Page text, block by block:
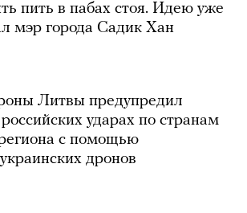
пить в пабах стоя. Идею уже
мэр города Садик Хан
Литвы предупредил
ударах по странам
с помощью
дронов